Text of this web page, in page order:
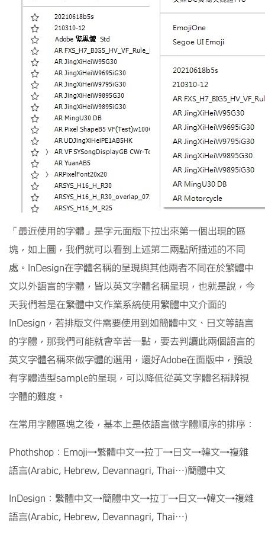
「最近使用的字體」是字元面版下拉出來第一個出現的區
塊，如上圖，我們就可以看到上述第二兩點所描述的不同
處。InDesign在字體名稱的呈現與其他兩者不同在於繁體中
文以外語言的字體，皆以英文字體名稱呈現，也就是說，今
天我們若是在繁體中文作業系統使用繁體中文介面的
InDesign，若排版文件需要使用到如簡體中文、日文等語言
的字體，那我們可能就會辛苦一點，要去判讀此兩個語言的
英文字體名稱來做字體的選用，還好Adobe在面版中，預設
有字體造型sample的呈現，可以降低從英文字體名稱辨視
字體的難度。
在常用字體區塊之後，基本上是依語言做字體順序的排序：
Phothshop：Emoji→繁體中文→拉丁→日文→韓文→複雜
語言(Arabic, Hebrew, Devannagri, Thai…)簡體中文
InDesign：繁體中文→簡體中文→拉丁→日文→韓文→複雜
語言(Arabic, Hebrew, Devannagri, Thai…)